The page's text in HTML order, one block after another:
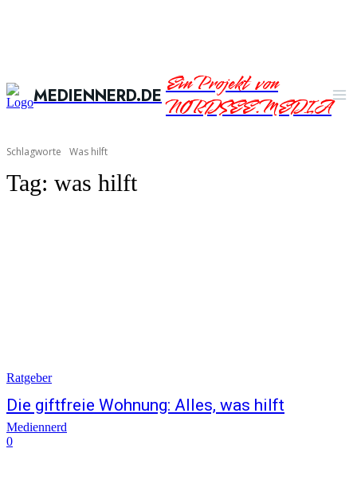
MEDIENNERD.DEEin Projekt von
NORDSEE.MEDIA
Schlagworte Was hilft
Tag: was hilft
Ratgeber
Die giftfreie Wohnung: Alles, was hilft
Mediennerd
0